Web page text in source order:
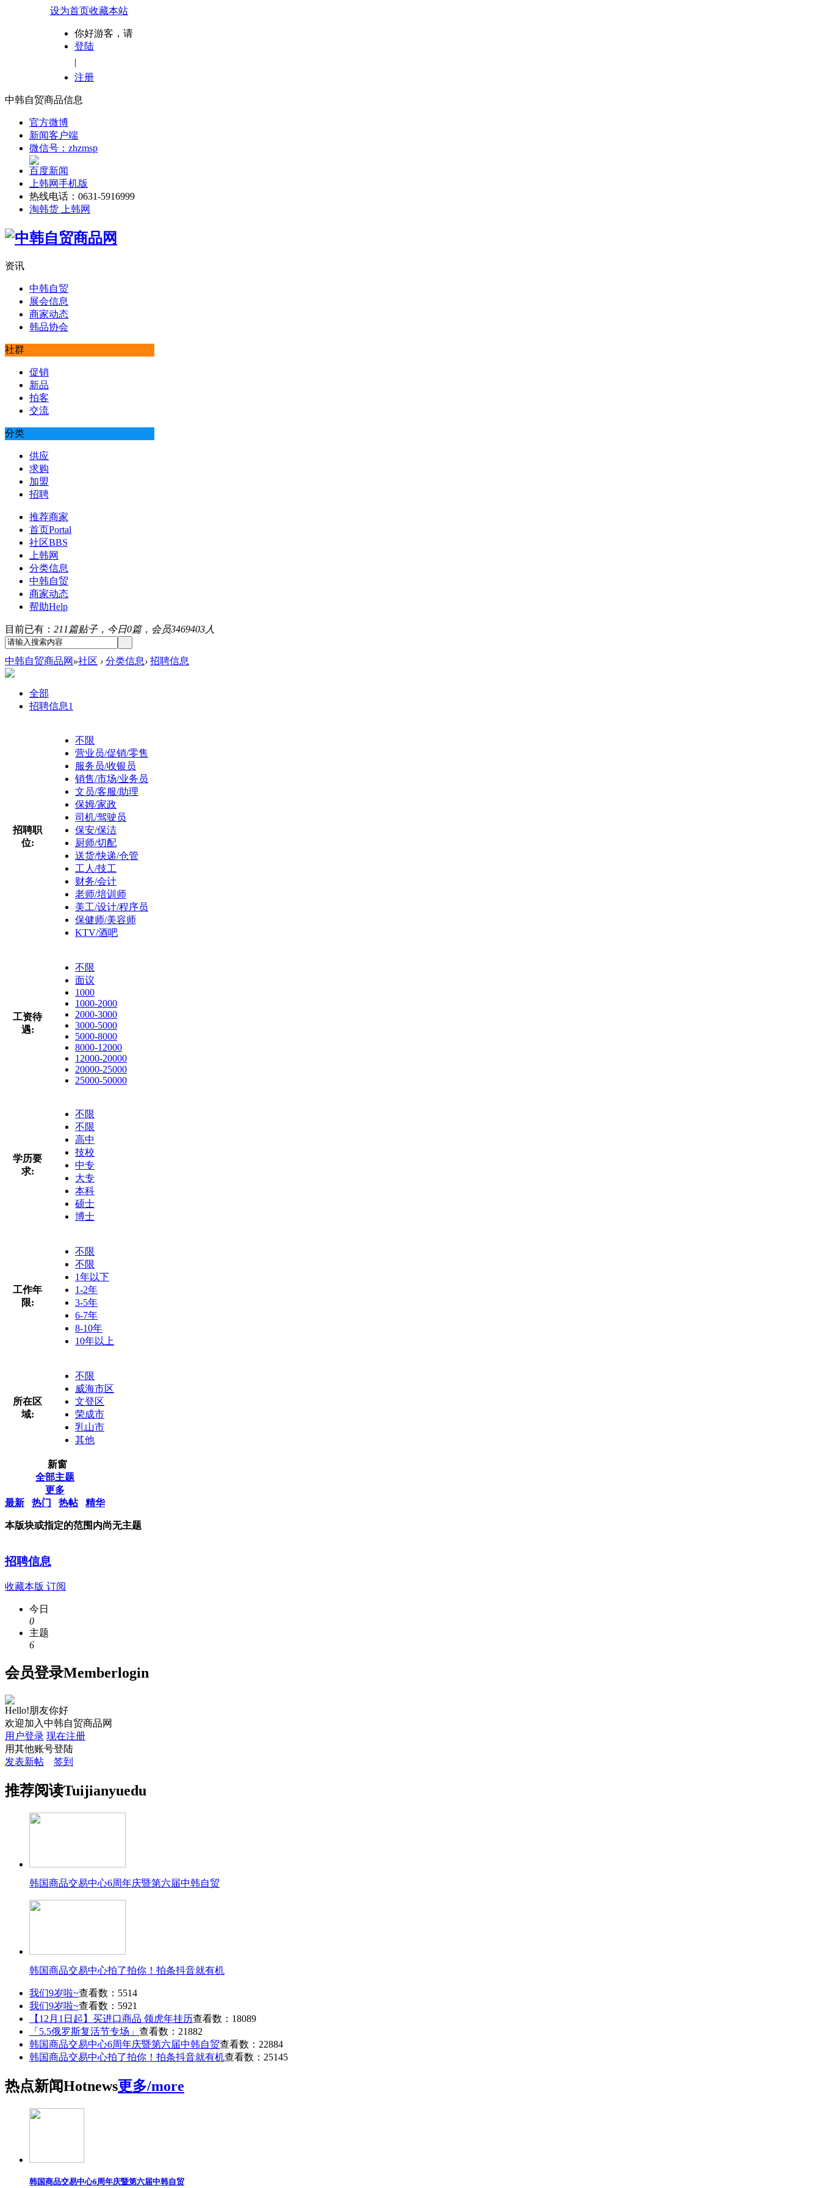
设为首页收藏本站
你好游客，请
登陆
|
注册
中韩自贸商品信息
官方微博
新闻客户端
微信号：zhzmsp
百度新闻
上韩网手机版
热线电话：0631-5916999
淘韩货 上韩网
资讯
中韩自贸
展会信息
商家动态
韩品协会
社群
促销
新品
拍客
交流
分类
供应
求购
加盟
招聘
推荐商家
首页Portal
社区BBS
上韩网
分类信息
中韩自贸
商家动态
帮助Help
目前已有： 211篇贴子，今日0篇，会员3469403人
中韩自贸商品网 »社区 › 分类信息› 招聘信息
全部
招聘信息1
招聘职
位:
不限
营业员/促销/零售
服务员/收银员
销售/市场/业务员
文员/客服/助理
保姆/家政
司机/驾驶员
保安/保洁
厨师/切配
送货/快递/仓管
工人/技工
财务/会计
老师/培训师
美工/设计/程序员
保健师/美容师
KTV/酒吧
工资待
遇:
不限
面议
1000
1000-2000
2000-3000
3000-5000
5000-8000
8000-12000
12000-20000
20000-25000
25000-50000
学历要
求:
不限
不限
高中
技校
中专
大专
本科
硕士
博士
工作年
限:
不限
不限
1年以下
1-2年
3-5年
6-7年
8-10年
10年以上
所在区
域:
不限
威海市区
文登区
荣成市
乳山市
其他
新窗
全部主题
更多
最新
热门 热帖 精华
本版块或指定的范围内尚无主题
招聘信息
收藏本版 订阅
今日
0
主题
6
会员登录Memberlogin
Hello!朋友你好
欢迎加入中韩自贸商品网
用户登录 现在注册
用其他账号登陆
发表新帖
签到
推荐阅读Tuijianyuedu
韩国商品交易中心6周年庆暨第六届中韩自贸
韩国商品交易中心拍了拍你！拍条抖音就有机
我们9岁啦~查看数：5514
我们9岁啦~查看数：5921
【12月1日起】买进口商品 领虎年挂历查看数：18089
「5.5俄罗斯复活节专场」 查看数：21882
韩国商品交易中心6周年庆暨第六届中韩自贸查看数：22884
韩国商品交易中心拍了拍你！拍条抖音就有机查看数：25145
热点新闻Hotnews更多/more
韩国商品交易中心6周年庆暨第六届中韩自贸